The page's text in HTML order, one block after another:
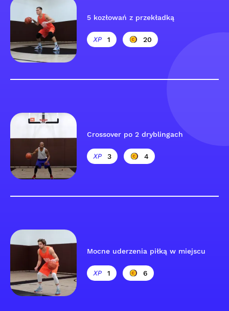
5 kozłowań z przekładką
1 20
Crossover po 2 dryblingach
3 4
Mocne uderzenia piłką w miejscu
1 6